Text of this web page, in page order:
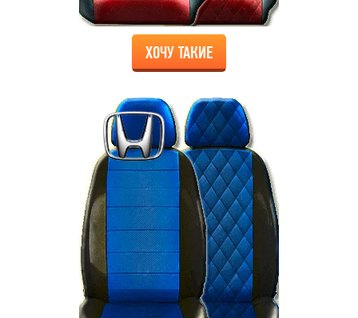
ХОЧУ ТАКИЕ